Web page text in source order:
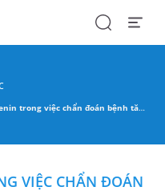
SearchOpen
trong việc chẩn đoán bệnh tăng huyết áp
VIỆC CHẨN ĐOÁN